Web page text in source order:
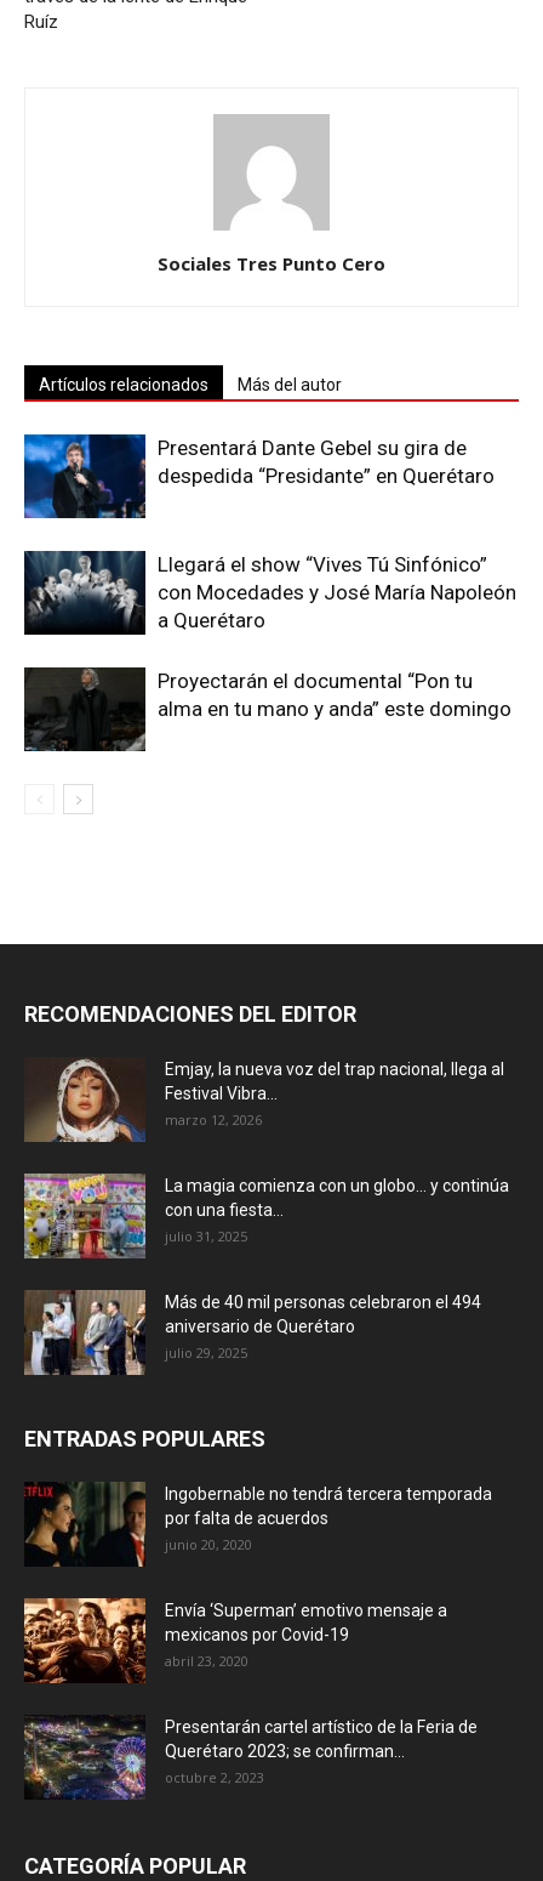
Ruíz
Sociales Tres Punto Cero
Artículos relacionados Más del autor
Presentará Dante Gebel su gira de
despedida “Presidante” en Querétaro
Llegará el show “Vives Tú Sinfónico”
con Mocedades y José María Napoleón
a Querétaro
Proyectarán el documental “Pon tu
alma en tu mano y anda” este domingo
RECOMENDACIONES DEL EDITOR
Emjay, la nueva voz del trap nacional, llega al
Festival Vibra...
marzo 12, 2026
La magia comienza con un globo… y continúa
con una fiesta...
julio 31, 2025
Más de 40 mil personas celebraron el 494
aniversario de Querétaro
julio 29, 2025
ENTRADAS POPULARES
Ingobernable no tendrá tercera temporada
por falta de acuerdos
junio 20, 2020
Envía ‘Superman’ emotivo mensaje a
mexicanos por Covid-19
abril 23, 2020
Presentarán cartel artístico de la Feria de
Querétaro 2023; se confirman...
octubre 2, 2023
CATEGORÍA POPULAR